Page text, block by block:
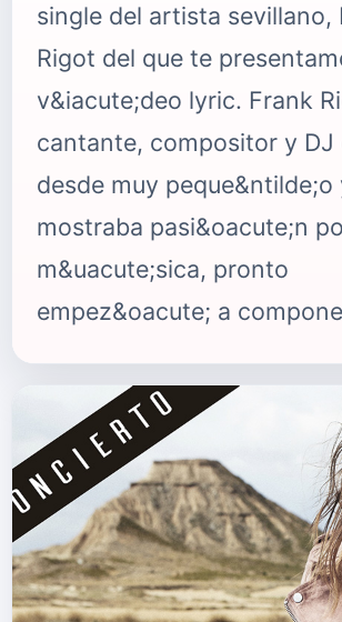
single del artista sevillano,
Rigot del que te
v&iacute;deo lyric. Frank
cantante, compositor y DJ
desde muy peque&ntilde;o
mostraba pasi&oacute;n
m&uacute;sica, pronto
empez&oacute; a
primeros temas y discos.
de su trayectoria
suma ya m&aacute;s de
plays de sus canciones en
plataformas digitales. A lo
a&ntilde;o pasado, Flow